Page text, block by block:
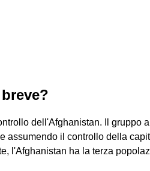
dell'Afghanistan. Il gruppo
assumendo il controllo della
l'Afghanistan ha la terza